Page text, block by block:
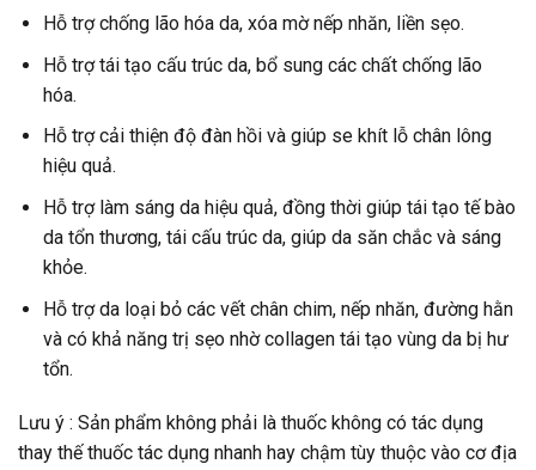
Hỗ trợ chống lão hóa da, xóa mờ nếp nhăn, liền sẹo.
Hỗ trợ tái tạo cấu trúc da, bổ sung các chất chống lão
hóa.
Hỗ trợ cải thiện độ đàn hồi và giúp se khít lỗ chân lông
hiệu quả.
Hỗ trợ làm sáng da hiệu quả, đồng thời giúp tái tạo tế bào
da tổn thương, tái cấu trúc da, giúp da săn chắc và sáng
khỏe.
Hỗ trợ da loại bỏ các vết chân chim, nếp nhăn, đường hằn
và có khả năng trị sẹo nhờ collagen tái tạo vùng da bị hư
tổn.
Lưu ý : Sản phẩm không phải là thuốc không có tác dụng
thay thế thuốc tác dụng nhanh hay chậm tùy thuộc vào cơ địa